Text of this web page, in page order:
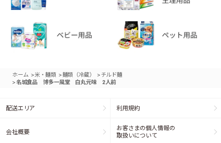
ホーム >米・麺類 >麺類（冷蔵） >チルド麺
>名城食品 博多一風堂 白丸元味 2人前
配送エリア 利用規約
会社概要
お客さまの個人情報の
取扱いについて